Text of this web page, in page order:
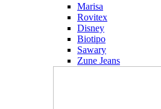
Marisa
Rovitex
Disney
Biotipo
Sawary
Zune Jeans